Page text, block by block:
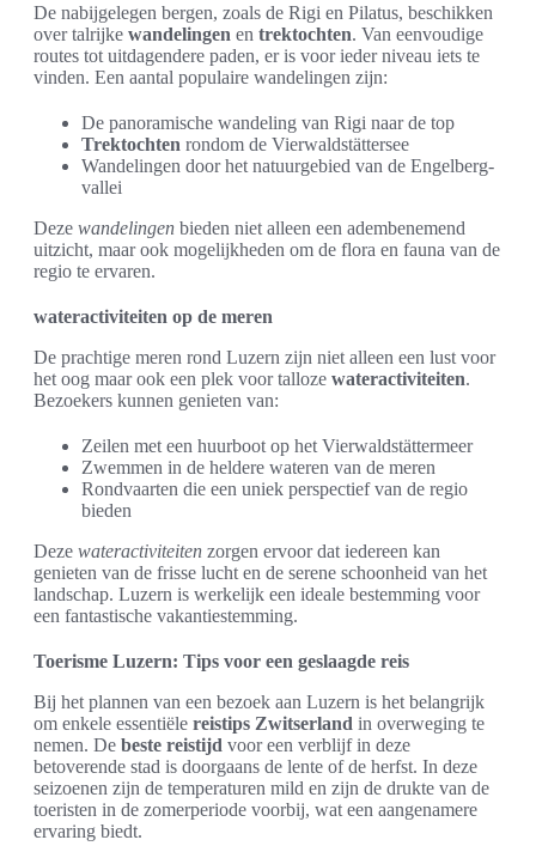
De nabijgelegen bergen, zoals de Rigi en Pilatus, beschikken
over talrijke wandelingen en trektochten. Van eenvoudige
routes tot uitdagendere paden, er is voor ieder niveau iets te
vinden. Een aantal populaire wandelingen zijn:
De panoramische wandeling van Rigi naar de top
Trektochten rondom de Vierwaldstättersee
Wandelingen door het natuurgebied van de Engelberg-
vallei
Deze wandelingen bieden niet alleen een adembenemend
uitzicht, maar ook mogelijkheden om de flora en fauna van de
regio te ervaren.
wateractiviteiten op de meren
De prachtige meren rond Luzern zijn niet alleen een lust voor
het oog maar ook een plek voor talloze wateractiviteiten.
Bezoekers kunnen genieten van:
Zeilen met een huurboot op het Vierwaldstättermeer
Zwemmen in de heldere wateren van de meren
Rondvaarten die een uniek perspectief van de regio
bieden
Deze wateractiviteiten zorgen ervoor dat iedereen kan
genieten van de frisse lucht en de serene schoonheid van het
landschap. Luzern is werkelijk een ideale bestemming voor
een fantastische vakantiestemming.
Toerisme Luzern: Tips voor een geslaagde reis
Bij het plannen van een bezoek aan Luzern is het belangrijk
om enkele essentiële reistips Zwitserland in overweging te
nemen. De beste reistijd voor een verblijf in deze
betoverende stad is doorgaans de lente of de herfst. In deze
seizoenen zijn de temperaturen mild en zijn de drukte van de
toeristen in de zomerperiode voorbij, wat een aangenamere
ervaring biedt.